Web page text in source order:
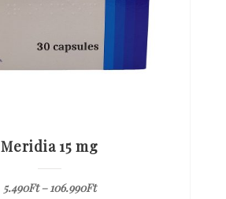
Meridia 15 mg
5.490Ft–106.990Ft